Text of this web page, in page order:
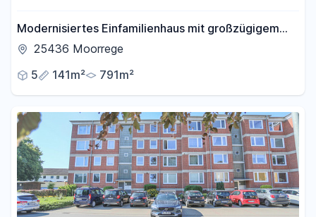
Modernisiertes Einfamilienhaus mit großzügigem
Anbau und Südgarten
25436 Moorrege
5
141m² 791m²